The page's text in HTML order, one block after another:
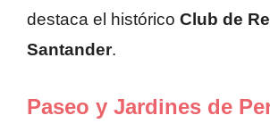
destaca el histórico Club de
Santander.
Paseo y Jardines de